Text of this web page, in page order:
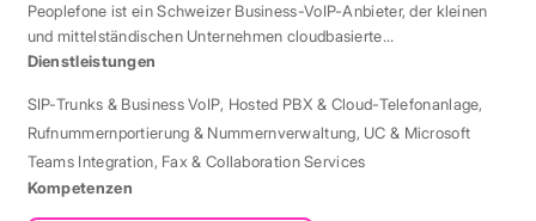
Peoplefone ist ein Schweizer Business-VoIP-Anbieter, der kleinen
und mittelständischen Unternehmen cloudbasierte
Telefonielösungen bietet.
Dienstleistungen
SIP-Trunks & Business VoIP, Hosted PBX & Cloud-Telefonanlage,
Rufnummernportierung & Nummernverwaltung, UC & Microsoft
Teams Integration, Fax & Collaboration Services
Kompetenzen